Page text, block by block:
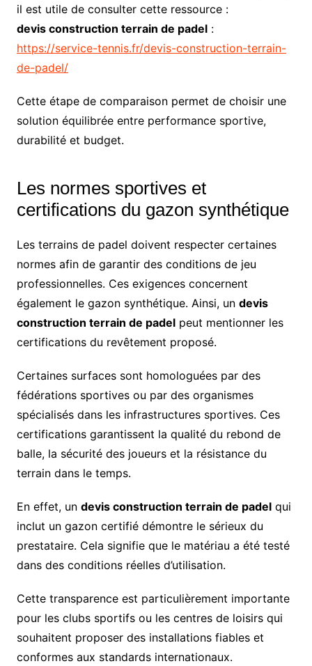
il est utile de consulter cette ressource :
devis construction terrain de padel:
https://service-tennis.fr/devis-construction-terrain-
de-padel/
Cette étape de comparaison permet de choisir une
solution équilibrée entre performance sportive,
durabilité et budget.
Les normes sportives et
certifications du gazon synthétique
Les terrains de padel doivent respecter certaines
normes afin de garantir des conditions de jeu
professionnelles. Ces exigences concernent
également le gazon synthétique. Ainsi, un devis
construction terrain de padelpeut mentionner les
certifications du revêtement proposé.
Certaines surfaces sont homologuées par des
fédérations sportives ou par des organismes
spécialisés dans les infrastructures sportives. Ces
certifications garantissent la qualité du rebond de
balle, la sécurité des joueurs et la résistance du
terrain dans le temps.
En effet, un devis construction terrain de padelqui
inclut un gazon certifié démontre le sérieux du
prestataire. Cela signifie que le matériau a été testé
dans des conditions réelles d’utilisation.
Cette transparence est particulièrement importante
pour les clubs sportifs ou les centres de loisirs qui
souhaitent proposer des installations fiables et
conformes aux standards internationaux.